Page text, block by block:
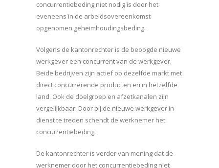
concurrentiebeding niet nodig is door het
eveneens in de arbeidsovereenkomst
opgenomen geheimhoudingsbeding.
Volgens de kantonrechter is de beoogde nieuwe
werkgever een concurrent van de werkgever.
Beide bedrijven zijn actief op dezelfde markt met
direct concurrerende producten en in hetzelfde
land. Ook de doelgroep en afzetkanalen zijn
vergelijkbaar. Door bij de nieuwe werkgever in
dienst te treden schendt de werknemer het
concurrentiebeding.
De kantonrechter is verder van mening dat de
werknemer door het concurrentiebeding niet